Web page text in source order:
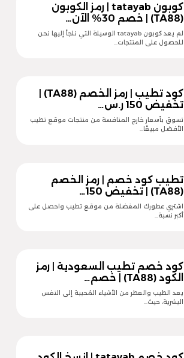
كوبون tatayab | رمز الكوبون
(TA88) | خصم 30% الآن…
لم يعد كوبون tatayab الوسيلة التي نلجأ إليها نحن
للحصول على المنتجات…
كود تطيب | رمز الخصم (TA88) |
تخفيض 150 ر.س…
تسوق بأسعار خارج المنافسة من منتجات موقع تطيب
الأفضل مبيعًا…
تطيب كود خصم | رمز الخصم
(TA88) | تخفيض 150…
اشتري عطورك المفضلة من موقع تطيب واحصل على
أكبر نسبة…
كود خصم تطيب السعودية | رمز
الكود (TA88) | خصم…
يعد الطيب والعطر من الأشياء المُحببة إلى النفس
البشرية، حيث…